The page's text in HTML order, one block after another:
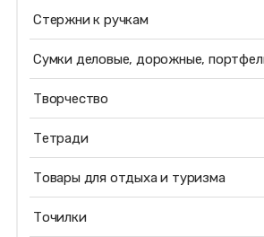
Стержни к ручкам
Сумки деловые, дорожные,
Творчество
Тетради
Товары для отдыха и туризма
Точилки